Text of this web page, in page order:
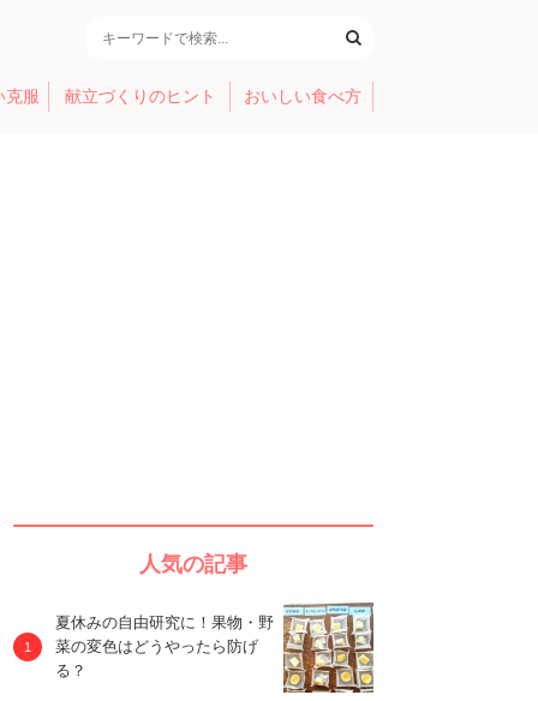
克服 献立づくりのヒント おいしい食べ方
人気の記事
夏休みの自由研究に！果物・野
菜の変色はどうやったら防げ
る？